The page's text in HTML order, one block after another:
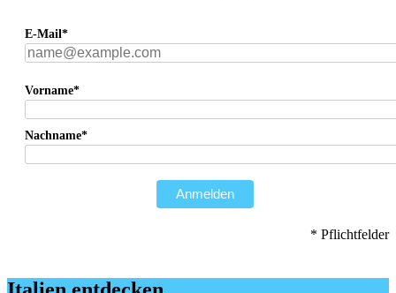
E-Mail*
Vorname*
Nachname*
Anmelden
* Pflichtfelder